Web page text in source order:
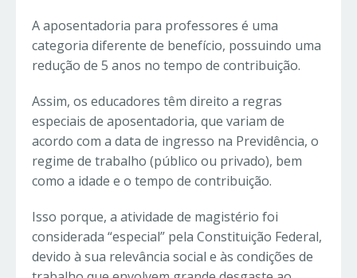
A aposentadoria para professores é uma
categoria diferente de benefício, possuindo uma
redução de 5 anos no tempo de contribuição.
Assim, os educadores têm direito a regras
especiais de aposentadoria, que variam de
acordo com a data de ingresso na Previdência, o
regime de trabalho (público ou privado), bem
como a idade e o tempo de contribuição.
Isso porque, a atividade de magistério foi
considerada “especial” pela Constituição Federal,
devido à sua relevância social e às condições de